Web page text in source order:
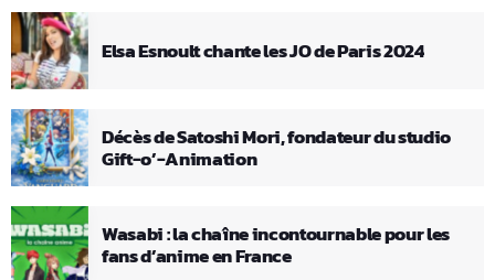
Elsa Esnoult chante les JO de Paris 2024
Décès de Satoshi Mori, fondateur du studio
Gift-o’-Animation
Wasabi : la chaîne incontournable pour les
fans d’anime en France